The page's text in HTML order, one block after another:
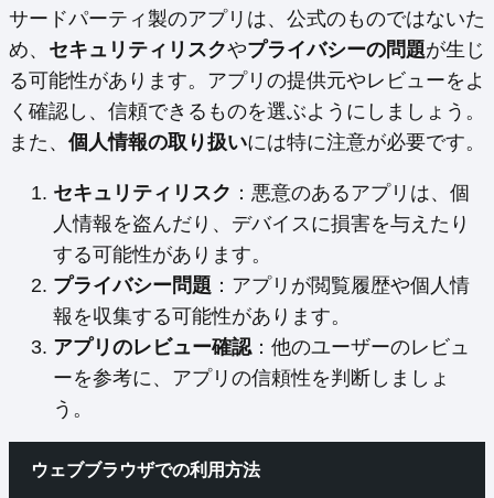
サードパーティ製のアプリは、公式のものではないた
め、 セキュリティリスクやプライバシーの問題が生じ
る可能性があります。アプリの提供元やレビューをよ
く確認し、信頼できるものを選ぶようにしましょう。
また、 個人情報の取り扱いには特に注意が必要です。
セキュリティリスク ：悪意のあるアプリは、個
人情報を盗んだり、デバイスに損害を与えたり
する可能性があります。
プライバシー問題 ：アプリが閲覧履歴や個人情
報を収集する可能性があります。
アプリのレビュー確認：他のユーザーのレビュ
ーを参考に、アプリの信頼性を判断しましょ
う。
ウェブブラウザでの利用方法